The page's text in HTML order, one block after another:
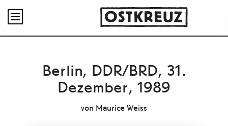

Berlin, DDR/BRD, 31.
Dezember, 1989
von Maurice Weiss